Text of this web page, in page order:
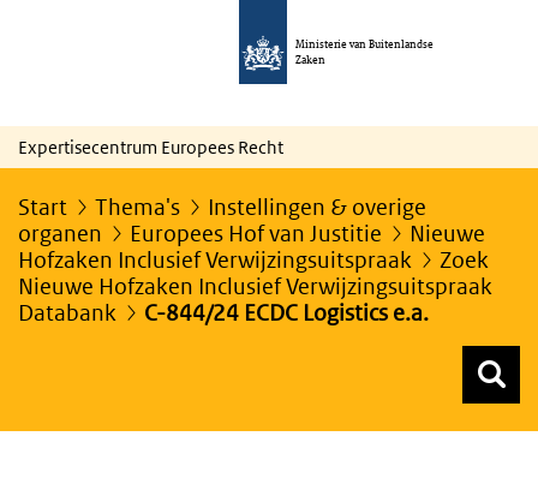
Ministerie van Buitenlandse
Zaken
Expertisecentrum Europees Recht
Start Thema's
Instellingen & overige
organen
Europees Hof van Justitie
Nieuwe
Hofzaken Inclusief Verwijzingsuitspraak
Zoek
Nieuwe Hofzaken Inclusief Verwijzingsuitspraak
Databank
C-844/24 ECDC Logistics e.a.